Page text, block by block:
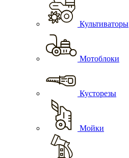
Культиваторы
Мотоблоки
Кусторезы
Мойки